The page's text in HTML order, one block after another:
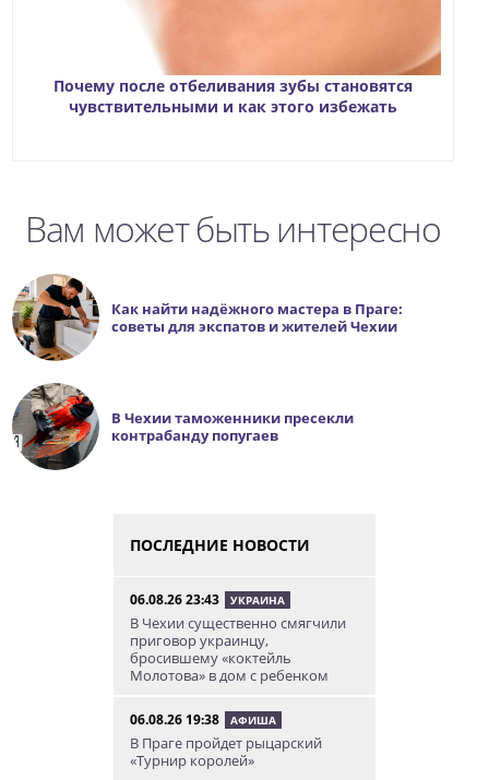
Почему после отбеливания зубы становятся
чувствительными и как этого избежать
Вам может быть интересно
Как найти надёжного мастера в Праге:
советы для экспатов и жителей Чехии
В Чехии таможенники пресекли
контрабанду попугаев
ПОСЛЕДНИЕ НОВОСТИ
06.08.26 23:43 УКРАИНА
В Чехии существенно смягчили
приговор украинцу,
бросившему «коктейль
Молотова» в дом с ребенком
06.08.26 19:38 АФИША
В Праге пройдет рыцарский
«Турнир королей»